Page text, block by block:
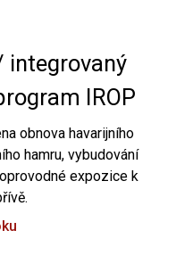
integrovaný
IROP
obnova havarijního
hamru, vybudování
expozice k